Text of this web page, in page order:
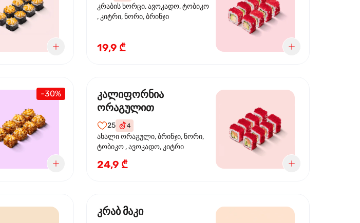
კრაბის ხორცი, ავოკადო, ტობიკო
, კიტრი, ნორი, ბრინჯი
19,9 ₾
-30%
კალიფორნია
ორაგულით
25 4
ახალი ორაგული, ბრინჯი, ნორი,
ტობიკო , ავოკადო, კიტრი
24,9 ₾
კრაბ მაკი